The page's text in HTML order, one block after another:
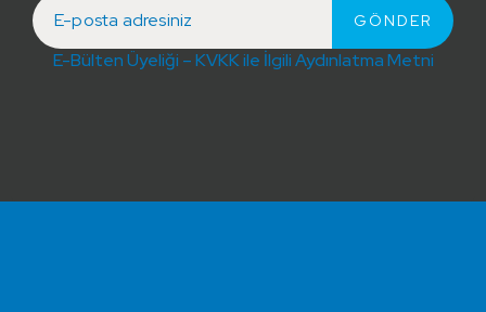
E-Bülten Üyeliği – KVKK ile İlgili Aydınlatma Metni